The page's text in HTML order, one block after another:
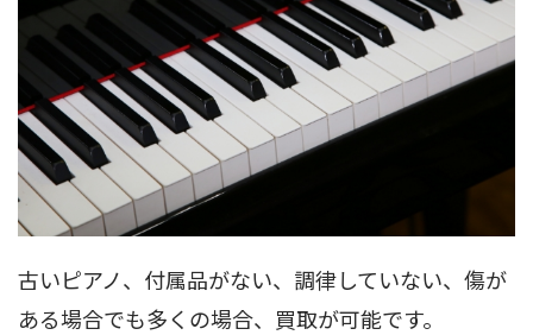
古いピアノ、付属品がない、調律していない、傷が
ある場合でも多くの場合、買取が可能です。